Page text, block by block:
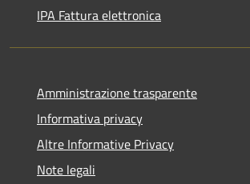
IPA Fattura elettronica
Amministrazione trasparente
Informativa privacy
Altre Informative Privacy
Note legali